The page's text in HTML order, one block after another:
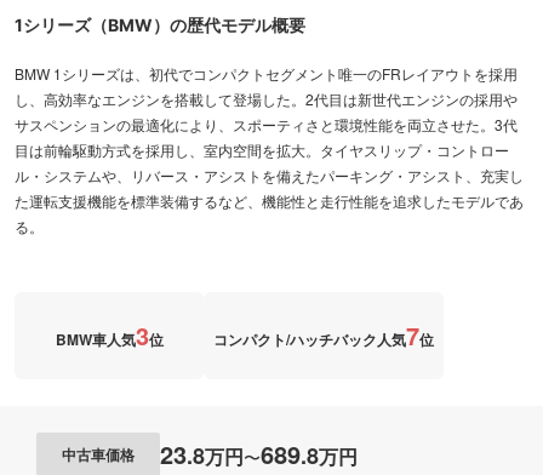
1シリーズ（BMW）の歴代モデル概要
BMW 1シリーズは、初代でコンパクトセグメント唯一のFRレイアウトを採用
し、高効率なエンジンを搭載して登場した。2代目は新世代エンジンの採用や
サスペンションの最適化により、スポーティさと環境性能を両立させた。3代
目は前輪駆動方式を採用し、室内空間を拡大。タイヤスリップ・コントロー
ル・システムや、リバース・アシストを備えたパーキング・アシスト、充実し
た運転支援機能を標準装備するなど、機能性と走行性能を追求したモデルであ
る。
BMW車人気3位 コンパクト/ハッチバック人気7位
中古車価格 23.8万円〜689.8万円